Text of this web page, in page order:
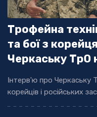
Трофейна
та бої з
Черкаську ТрО
Інтерв'ю про Черкаську
корейців і російських